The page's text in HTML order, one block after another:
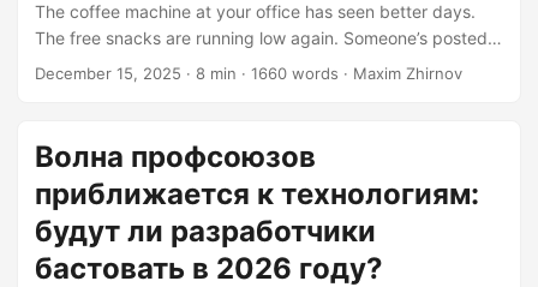
The coffee machine at your office has seen better days.
The free snacks are running low again. Someone’s posted
another screenshot of a layoff email in the Slack channel,
about tech workers unionizing, and you think: Is this
actually happening? Will I be picketing outside
headquarters next year? Welcome to 2025, where the tech
industry—once the Wild West of labor relations—is finally
getting a reality check from its own workers....
December 15, 2025 · 8 min · 1660 words · Maxim Zhirnov
Волна профсоюзов
приближается к технологиям:
будут ли разработчики
бастовать в 2026 году?